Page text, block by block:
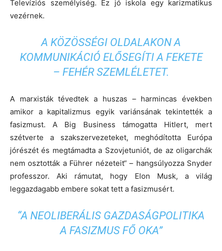
Televíziós személyiség. Ez jó iskola egy karizmatikus
vezérnek.
A KÖZÖSSÉGI OLDALAKON A
KOMMUNIKÁCIÓ ELŐSEGÍTI A FEKETE
– FEHÉR SZEMLÉLETET.
A marxisták tévedtek a huszas – harmincas években
amikor a kapitalizmus egyik variánsának tekintették a
fasizmust. A Big Business támogatta Hitlert, mert
szétverte a szakszervezeteket, meghódította Európa
jórészét és megtámadta a Szovjetuniót, de az oligarchák
nem osztották a Führer nézeteit“ – hangsúlyozza Snyder
professzor. Aki rámutat, hogy Elon Musk, a világ
leggazdagabb embere sokat tett a fasizmusért.
“A NEOLIBERÁLIS GAZDASÁGPOLITIKA
A FASIZMUS FŐ OKA”